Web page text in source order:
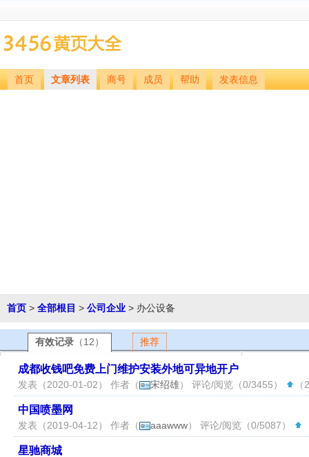
首页 文章列表 商号 成员 帮助 发表信息
首页 > 全部根目 > 公司企业 > 办公设备
有效记录 （12） 推荐
成都收钱吧免费上门维护安装外地可异地开户
发表（2020-01-02） 作者（ 宋绍雄） 评论/阅览（0/3455）
中国喷墨网
发表（2019-04-12） 作者（ aaawww） 评论/阅览（0/5087）
星驰商城